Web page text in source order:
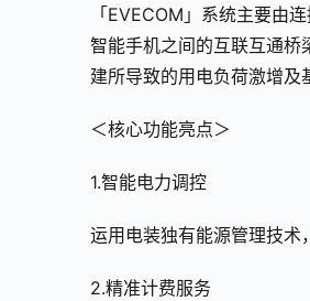
「EVECOM」系统主要由
智能手机之间的互联互通桥
建所导致的用电负荷激增及
＜核心功能亮点＞
1.智能电力调控
运用电装独有能源管理技术
2.精准计费服务